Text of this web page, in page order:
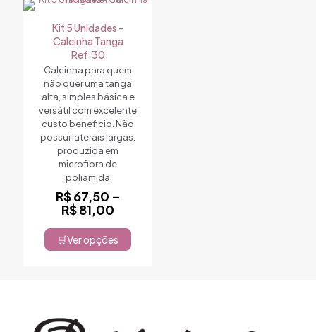
variantes.
opções
podem
ser
escolhidas
na
página
do
produto
Kit 5 Unidades –
Calcinha Tanga
Ref.30
Calcinha para quem
não quer uma tanga
alta, simples básica e
versátil com excelente
custo beneficio. Não
possui laterais largas.
produzida em
microfibra de
poliamida
R$67,50 –
R$81,00
preço:
R$ 67,50
Ver opções
Este